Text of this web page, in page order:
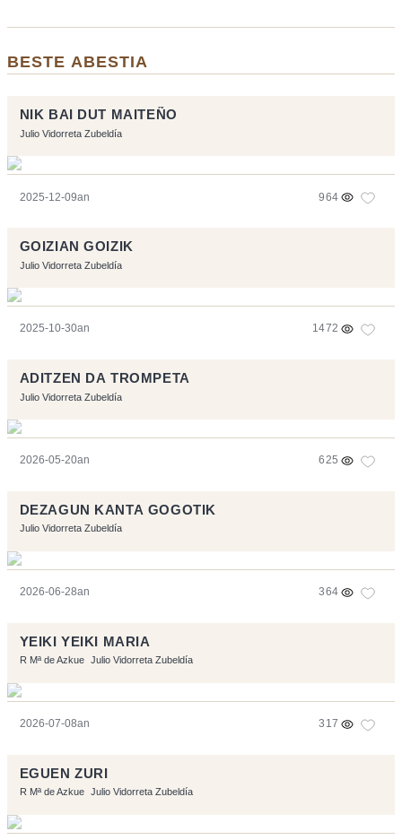
BESTE ABESTIA
NIK BAI DUT MAITEÑO
Julio Vidorreta Zubeldía
2025-12-09an 964
GOIZIAN GOIZIK
Julio Vidorreta Zubeldía
2025-10-30an 1472
ADITZEN DA TROMPETA
Julio Vidorreta Zubeldía
2026-05-20an 625
DEZAGUN KANTA GOGOTIK
Julio Vidorreta Zubeldía
2026-06-28an 364
YEIKI YEIKI MARIA
R Mª de Azkue Julio Vidorreta Zubeldía
2026-07-08an 317
EGUEN ZURI
R Mª de Azkue Julio Vidorreta Zubeldía